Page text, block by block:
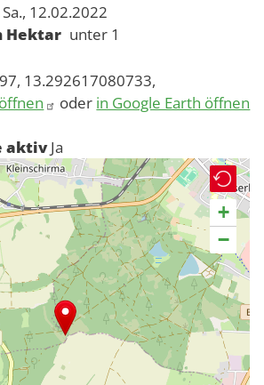
Sa., 12.02.2022
Hektar unter 1
13.292617080733,
oder in Google Earth öffnen
aktiv Ja
+
−